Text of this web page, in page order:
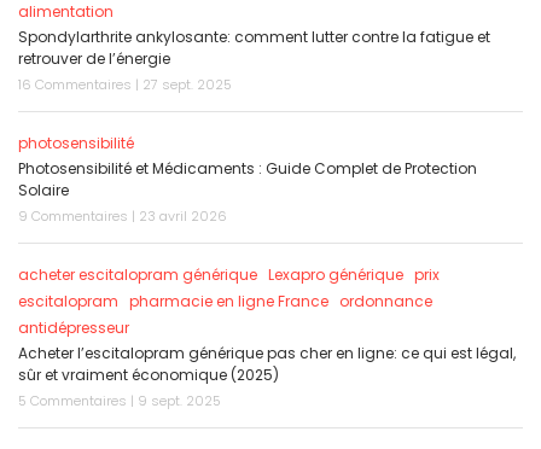
alimentation
Spondylarthrite ankylosante: comment lutter contre la fatigue et
retrouver de l’énergie
16 Commentaires | 27 sept. 2025
photosensibilité
Photosensibilité et Médicaments : Guide Complet de Protection
Solaire
9 Commentaires | 23 avril 2026
acheter escitalopram générique Lexapro générique prix
escitalopram pharmacie en ligne France ordonnance
antidépresseur
Acheter l’escitalopram générique pas cher en ligne: ce qui est légal,
sûr et vraiment économique (2025)
5 Commentaires | 9 sept. 2025